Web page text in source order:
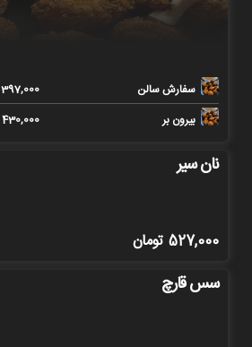
سفارش سالن 397,000
بیرون بر 430,000
نان سیر
527,000 تومان
سس قارچ